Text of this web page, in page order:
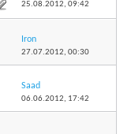
25.08.2012, 09:42
Iron
27.07.2012, 00:30
Saad
06.06.2012, 17:42